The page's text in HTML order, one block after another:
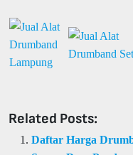
Related Posts:
Daftar Harga